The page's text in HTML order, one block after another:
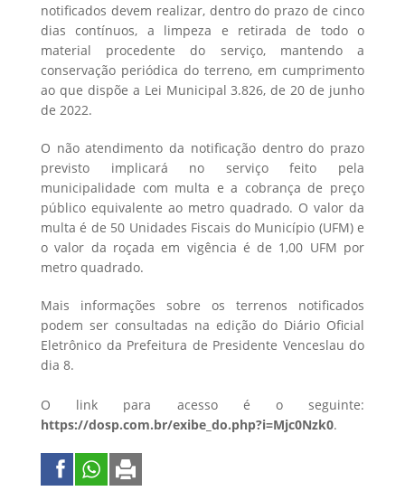
notificados devem realizar, dentro do prazo de cinco
dias contínuos, a limpeza e retirada de todo o
material procedente do serviço, mantendo a
conservação periódica do terreno, em cumprimento
ao que dispõe a Lei Municipal 3.826, de 20 de junho
de 2022.
O não atendimento da notificação dentro do prazo
previsto implicará no serviço feito pela
municipalidade com multa e a cobrança de preço
público equivalente ao metro quadrado. O valor da
multa é de 50 Unidades Fiscais do Município (UFM) e
o valor da roçada em vigência é de 1,00 UFM por
metro quadrado.
Mais informações sobre os terrenos notificados
podem ser consultadas na edição do Diário Oficial
Eletrônico da Prefeitura de Presidente Venceslau do
dia 8.
O link para acesso é o seguinte:
https://dosp.com.br/exibe_do.php?i=Mjc0Nzk0.